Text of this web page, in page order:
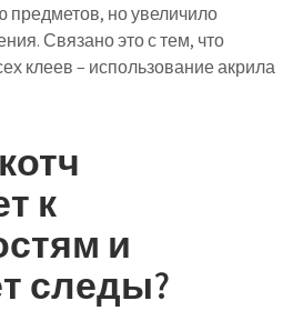
предметов, но увеличило
Связано это с тем, что
клеев – использование акрила
к
и
следы?